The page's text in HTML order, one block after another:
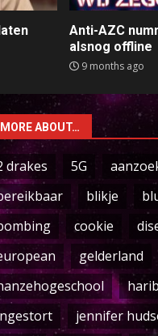
Anti-AZC
alsnog offline
9 months ago
MORE ABOUT…
drakes 5G
blikje
cookie
gelderland
jennifer